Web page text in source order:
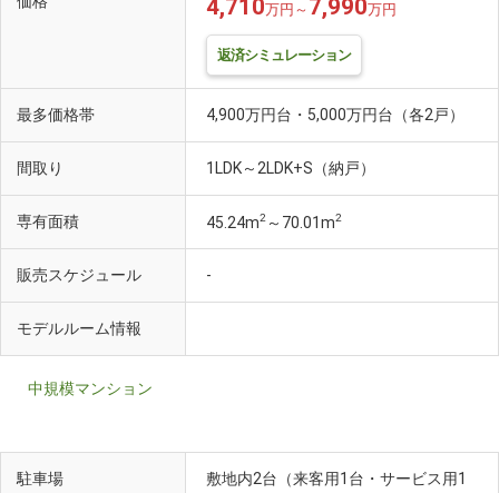
4,710万円～ 7,990万円
返済シミュレーション
最多価格帯 4,900万円台・5,000万円台（各2戸）
間取り 1LDK～2LDK+S（納戸）
専有面積 45.24m2 ～70.01m2
販売スケジュール -
モデルルーム情報
中規模マンション
駐車場
敷地内2台（来客用1台・サービス用1